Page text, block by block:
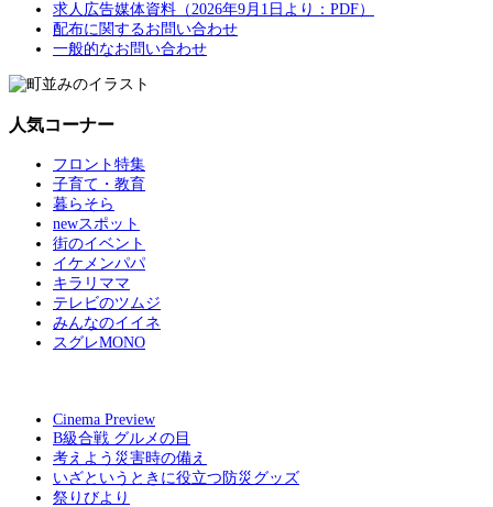
求人広告媒体資料（2026年9月1日より：PDF）
配布に関するお問い合わせ
一般的なお問い合わせ
人気コーナー
フロント特集
子育て・教育
暮らそら
newスポット
街のイベント
イケメンパパ
キラリママ
テレビのツムジ
みんなのイイネ
スグレMONO
Cinema Preview
B級合戦 グルメの目
考えよう災害時の備え
いざというときに役立つ防災グッズ
祭りびより